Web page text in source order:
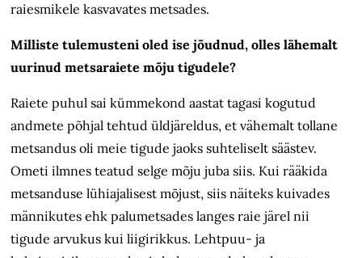
raiesmikele kasvavates metsades.
Milliste tulemusteni oled ise jõudnud, olles lähemalt
uurinud metsaraiete mõju tigudele?
Raiete puhul sai kümmekond aastat tagasi kogutud
andmete põhjal tehtud üldjäreldus, et vähemalt tollane
metsandus oli meie tigude jaoks suhteliselt säästev.
Ometi ilmnes teatud selge mõju juba siis. Kui rääkida
metsanduse lühiajalisest mõjust, siis näiteks kuivades
männikutes ehk palumetsades langes raie järel nii
tigude arvukus kui liigirikkus. Lehtpuu- ja